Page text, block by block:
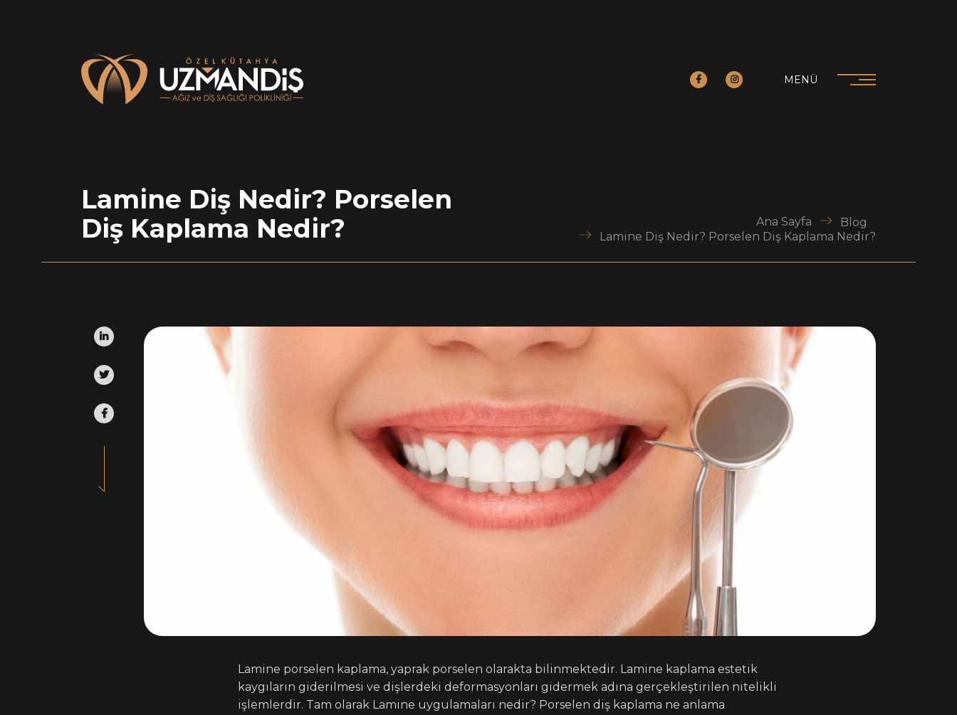
MENÜ
Lamine Diş Nedir? Porselen
Diş Kaplama Nedir?
Ana Sayfa
Blog
Lamine Diş Nedir? Porselen Diş Kaplama Nedir?
Lamine porselen kaplama, yaprak porselen olarakta bilinmektedir. Lamine kaplama estetik
kaygıların giderilmesi ve dişlerdeki deformasyonları gidermek adına gerçekleştirilen nitelikli
işlemlerdir. Tam olarak Lamine uygulamaları nedir? Porselen diş kaplama ne anlama